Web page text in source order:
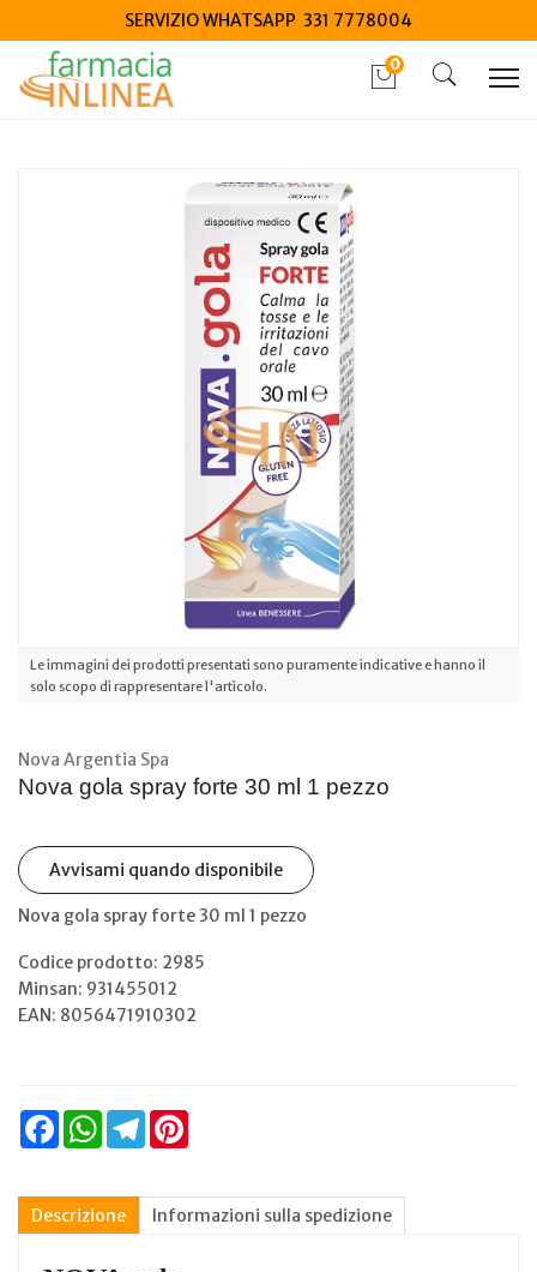
SERVIZIO WHATSAPP 331 7778004
0
Nova gola spray forte 30 ml 1 pezzo
Salute/ Dispositivi medici salute
Nova gola spray forte 30 ml 1 pezzo
Le immagini dei prodotti presentati sono puramente indicative e hanno il
solo scopo di rappresentare l'articolo.
Nova Argentia Spa
Nova gola spray forte 30 ml 1 pezzo
Avvisami quando disponibile
Nova gola spray forte 30 ml 1 pezzo
Codice prodotto: 2985
Minsan: 931455012
EAN: 8056471910302
FacebookWhatsAppTelegram
Descrizione Informazioni sulla spedizione